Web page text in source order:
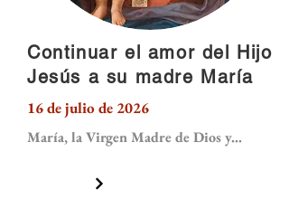
Continuar el amor del Hijo
Jesús a su madre María
16 de julio de 2026
María, la Virgen Madre de Dios y...